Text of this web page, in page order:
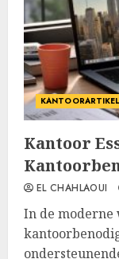
Kantoor
EL CHAHLAOUI
In de